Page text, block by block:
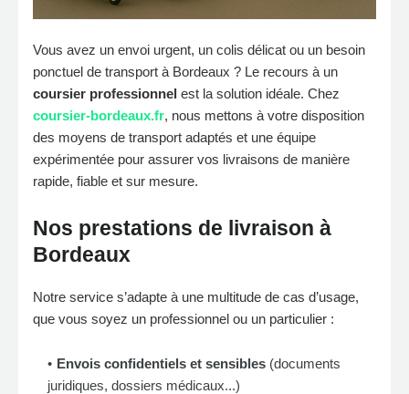
Vous avez un envoi urgent, un colis délicat ou un besoin
ponctuel de transport à Bordeaux ? Le recours à un
coursier professionnel est la solution idéale. Chez
coursier-bordeaux.fr, nous mettons à votre disposition
des moyens de transport adaptés et une équipe
expérimentée pour assurer vos livraisons de manière
rapide, fiable et sur mesure.
Nos prestations de livraison à
Bordeaux
Notre service s’adapte à une multitude de cas d’usage,
que vous soyez un professionnel ou un particulier :
Envois confidentiels et sensibles (documents
juridiques, dossiers médicaux...)